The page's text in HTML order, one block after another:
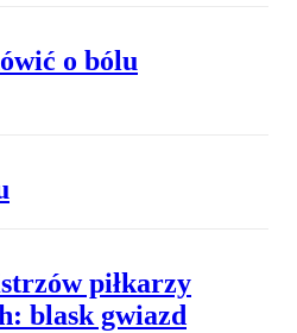
o bólu
piłkarzy
blask gwiazd